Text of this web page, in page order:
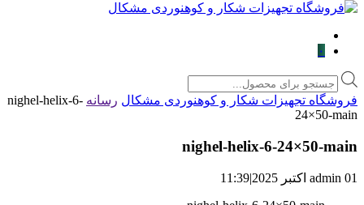
۰
Products
search
فروشگاه تجهیزات شکار و کوهنوردی مشکال رسانه nighel-helix-6-
24×50-main
nighel-helix-6-24×50-main
admin 01 اکتبر 2025 |
11:39